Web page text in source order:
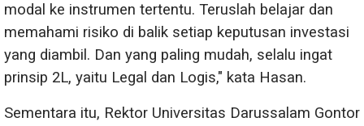
modal ke instrumen tertentu. Teruslah belajar dan
memahami risiko di balik setiap keputusan investasi
yang diambil. Dan yang paling mudah, selalu ingat
prinsip 2L, yaitu Legal dan Logis," kata Hasan.
Sementara itu, Rektor Universitas Darussalam Gontor